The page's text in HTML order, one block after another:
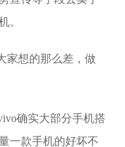
。
确实大部分手机搭
一款手机的好坏不